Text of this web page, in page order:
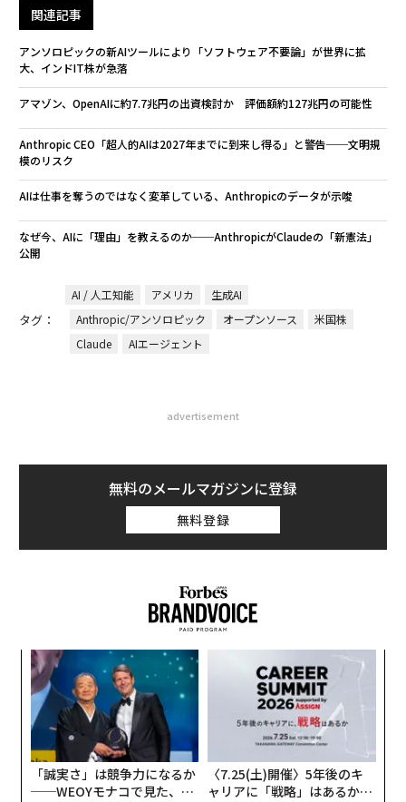
関連記事
アンソロピックの新AIツールにより「ソフトウェア不要論」が世界に拡
大、インドIT株が急落
アマゾン、OpenAIに約7.7兆円の出資検討か 評価額約127兆円の可能性
Anthropic CEO「超人的AIは2027年までに到来し得る」と警告──文明規
模のリスク
AIは仕事を奪うのではなく変革している、Anthropicのデータが示唆
なぜ今、AIに「理由」を教えるのか──AnthropicがClaudeの「新憲法」
公開
タグ：
AI / 人工知能 アメリカ
生成AI
Anthropic/アンソロピック
オープンソース
米国株
Claude
AIエージェント
advertisement
無料のメールマガジンに登録
無料登録
「誠実さ」は競争力になるか
──WEOYモナコで見た、く
〈7.25(土)開催〉5年後のキ
ャリアに「戦略」はあるか。